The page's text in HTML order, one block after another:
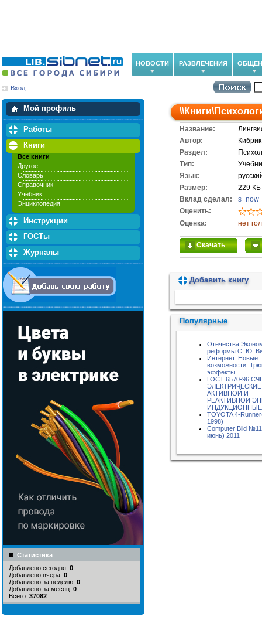
НОВОСТИ РАЗВЛЕЧЕНИЯ
Вход
Мой профиль
Мои закладки
Работы
Книги
Все книги
Другое
Словарь
Справочник
Учебник
Энциклопедия
Инструкции
ГОСТы
Журналы
Статистика
Добавлено сегодня: 0
Добавлено вчера: 0
Добавлено за неделю: 0
Добавлено за месяц: 0
Всего: 37082
\\Книги\
Название:
Автор:
Раздел:
Тип:
Язык:
Размер:
229 КБ
Вклад сделал:
s_now
Оценить:
Оценка:
нет
Скачать
Добавить книгу
Популярные
Отечества
реформы С. Ю.
Интернет. Новые
возможности.
эффекты
ГОСТ 6570-96
ЭЛЕКТРИЧЕСКИЕ
АКТИВНОЙ И
РЕАКТИВНОЙ
ИНДУКЦИОННЫЕ
TOYOTA 4-
1998)
Computer Bild
июнь) 2011